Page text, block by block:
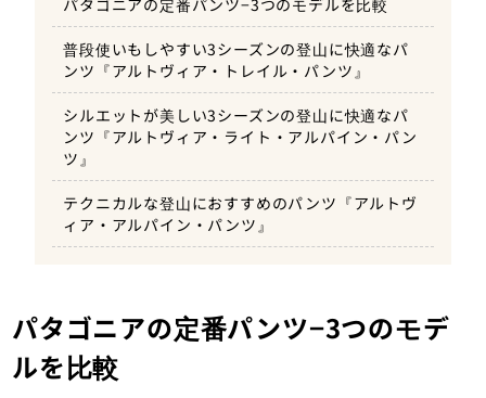
普段使いもしやすい3シーズンの登山に快適なパ
ンツ『アルトヴィア・トレイル・パンツ』
シルエットが美しい3シーズンの登山に快適なパ
ンツ『アルトヴィア・ライト・アルパイン・パン
ツ』
テクニカルな登山におすすめのパンツ『アルトヴ
ィア・アルパイン・パンツ』
パタゴニアの定番パンツ−3つのモデ
ルを比較